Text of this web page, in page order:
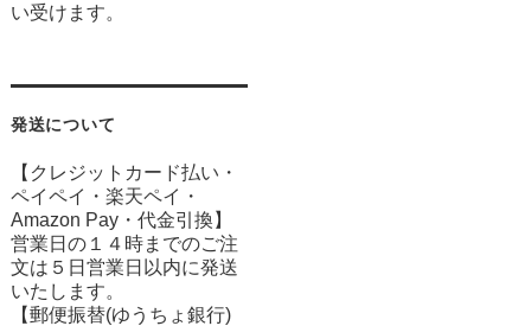
い受けます。
発送について
【クレジットカード払い・
ペイペイ・楽天ペイ・
Amazon Pay・ 代金引換】
営業日の１４時までのご注
文は５日営業日以内に発送
いたします。
【郵便振替(ゆうちょ銀行)